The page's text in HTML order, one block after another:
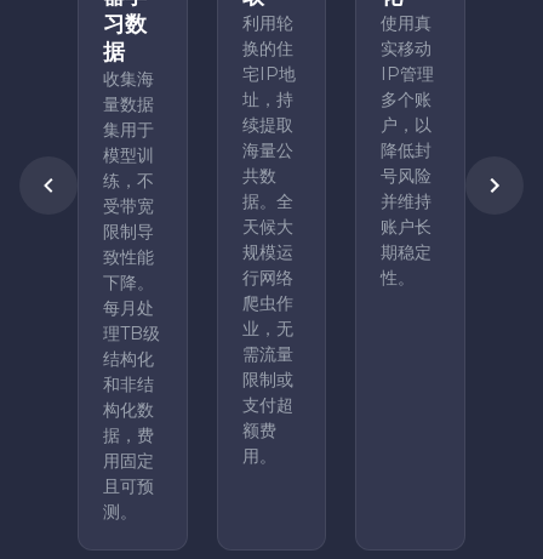
习数
据
收集海
量数据
集用于
模型训
练，不
受带宽
限制导
致性能
下降。
每月处
理TB级
结构化
和非结
构化数
据，费
用固定
且可预
测。
利用轮
换的住
宅IP地
址，持
续提取
海量公
共数
据。全
天候大
规模运
行网络
爬虫作
业，无
需流量
限制或
支付超
额费
用。
使用真
实移动
IP管理
多个账
户，以
降低封
号风险
并维持
账户长
期稳定
性。